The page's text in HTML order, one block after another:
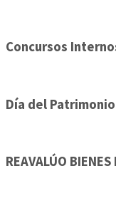
Concursos
Día del
REAVALÚO